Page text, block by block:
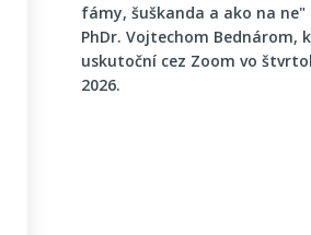
fámy, šuškanda a ako na
PhDr. Vojtechom Bednárom,
uskutoční cez Zoom vo
2026.